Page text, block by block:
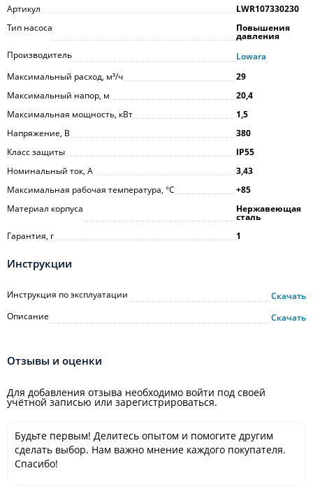
Артикул
LWR107330230
Тип насоса
Повышения
давления
Производитель
Lowara
Максимальный расход, м³/ч
29
Максимальный напор, м
20,4
Максимальная мощность, кВт
1,5
Напряжение, В
380
Класс защиты
IP55
Номинальный ток, А
3,43
Максимальная рабочая температура, °С
+85
Материал корпуса
Нержавеющая
сталь
Гарантия, г
1
Инструкции
Инструкция по эксплуатации
Скачать
Описание
Скачать
Отзывы и оценки
Для добавления отзыва необходимо войти под своей
учётной записью или зарегистрироваться.
Будьте первым! Делитесь опытом и помогите другим
сделать выбор. Нам важно мнение каждого покупателя.
Спасибо!